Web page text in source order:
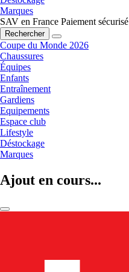
Marques
SAV en France Paiement sécurisé
Rechercher
Coupe du Monde 2026
Chaussures
Équipes
Enfants
Entraînement
Gardiens
Equipements
Espace club
Lifestyle
Déstockage
Marques
Ajout en cours...